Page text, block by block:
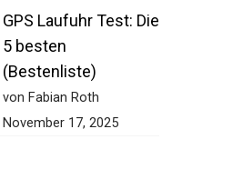
GPS Laufuhr Test:
Die 5 besten
(Bestenliste)
von Fabian Roth
November 17, 2025